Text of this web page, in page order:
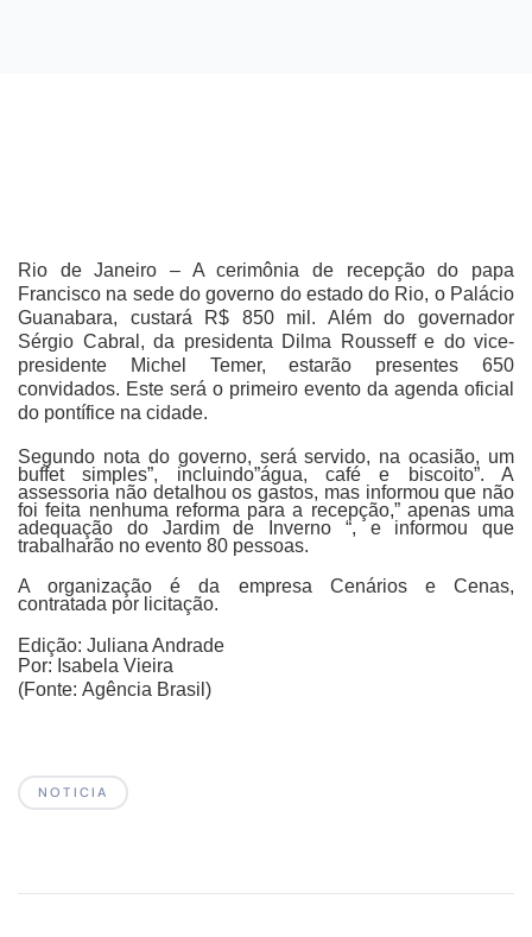
Rio de Janeiro – A cerimônia de recepção do papa
Francisco na sede do governo do estado do Rio, o Palácio
Guanabara, custará R$ 850 mil. Além do governador
Sérgio Cabral, da presidenta Dilma Rousseff e do vice-
presidente Michel Temer, estarão presentes 650
convidados. Este será o primeiro evento da agenda oficial
do pontífice na cidade.
Segundo nota do governo, será servido, na ocasião, um
buffet simples”, incluindo”água, café e biscoito”. A
assessoria não detalhou os gastos, mas informou que não
foi feita nenhuma reforma para a recepção,” apenas uma
adequação do Jardim de Inverno “, e informou que
trabalharão no evento 80 pessoas.
A organização é da empresa Cenários e Cenas,
contratada por licitação.
Edição: Juliana Andrade
Por: Isabela Vieira
(Fonte: Agência Brasil)
NOTICIA